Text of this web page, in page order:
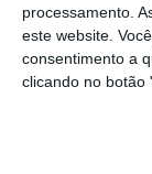
processamento.
este website.
consentimento a
clicando no botão
opinião
história.